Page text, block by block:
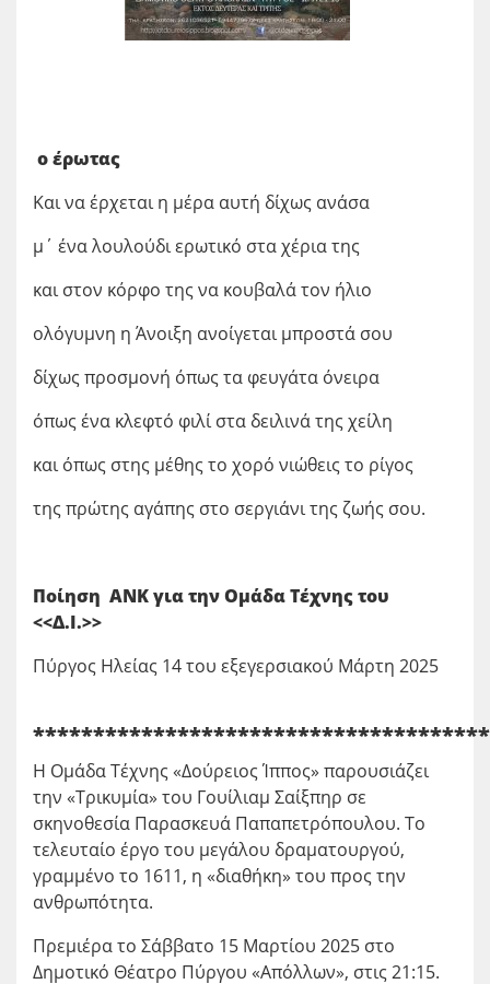
ο έρωτας
Και να έρχεται η μέρα αυτή δίχως ανάσα
μ΄ ένα λουλούδι ερωτικό στα χέρια της
και στον κόρφο της να κουβαλά τον ήλιο
ολόγυμνη η Άνοιξη ανοίγεται μπροστά σου
δίχως προσμονή όπως τα φευγάτα όνειρα
όπως ένα κλεφτό φιλί στα δειλινά της χείλη
και όπως στης μέθης το χορό νιώθεις το ρίγος
της πρώτης αγάπης στο σεργιάνι της ζωής σου.
Ποίηση ΑΝΚ για την Ομάδα Τέχνης του
<<Δ.Ι.>>
Πύργος Ηλείας 14 του εξεγερσιακού Μάρτη 2025
**************************************
Η Ομάδα Τέχνης «Δούρειος Ίππος» παρουσιάζει
την «Τρικυμία» του Γουίλιαμ Σαίξπηρ σε
σκηνοθεσία Παρασκευά Παπαπετρόπουλου. Το
τελευταίο έργο του μεγάλου δραματουργού,
γραμμένο το 1611, η «διαθήκη» του προς την
ανθρωπότητα.
Πρεμιέρα το Σάββατο 15 Μαρτίου 2025 στο
Δημοτικό Θέατρο Πύργου «Απόλλων», στις 21:15.